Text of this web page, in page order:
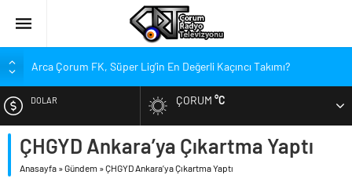
Arca Çorum FK, Süper Lig’in En Değerli Kaçıncı Takımı?
Kırmızı Kanatlar’dan Kadınlara Çağrı
Arca Çorum FK’nin Yeni Sponsorları Kim?
Arca Çorum FK’de İki İsim Gündemde, Bir İsim Ayrılıyor
Tritikale ve Ayçiçeği Tarlalarında Verim Mesaisi
DOLAR
EURO
ÇORUM°C
ÇHGYD Ankara’ya Çıkartma Yaptı
Anasayfa »Gündem »ÇHGYD Ankara’ya Çıkartma Yaptı